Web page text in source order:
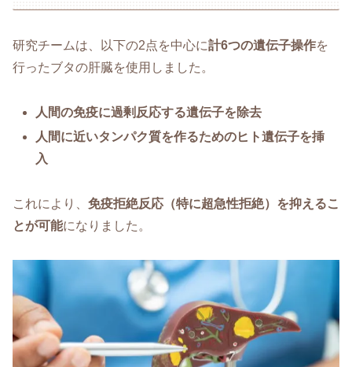
研究チームは、以下の2点を中心に計6つの遺伝子操作を
行ったブタの肝臓を使用しました。
人間の免疫に過剰反応する遺伝子を除去
人間に近いタンパク質を作るためのヒト遺伝子を挿
入
これにより、 免疫拒絶反応（特に超急性拒絶）を抑えるこ
とが可能になりました。